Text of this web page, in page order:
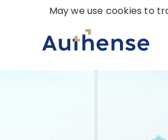
May we use cookies to